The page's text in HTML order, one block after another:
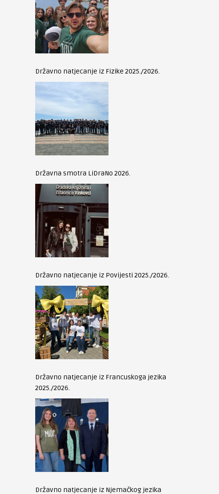
Državno natjecanje iz Fizike 2025./2026.
Državna smotra LiDraNo 2026.
Državno natjecanje iz Povijesti 2025./2026.
Državno natjecanje iz Francuskoga jezika
2025./2026.
Državno natjecanje iz Njemačkog jezika